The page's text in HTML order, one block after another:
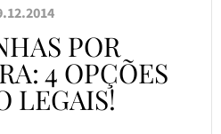
POR
4 OPÇÕES
LEGAIS!